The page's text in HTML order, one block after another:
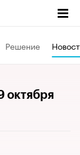
Решение
октября